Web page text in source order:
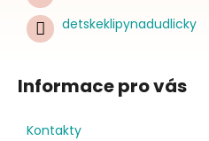
detskeklipynadudlicky
Informace pro vás
Kontakty